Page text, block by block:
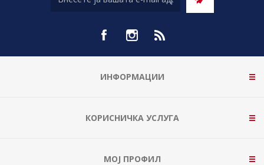
ИНФОРМАЦИИ
КОРИСНИЧКА УСЛУГА